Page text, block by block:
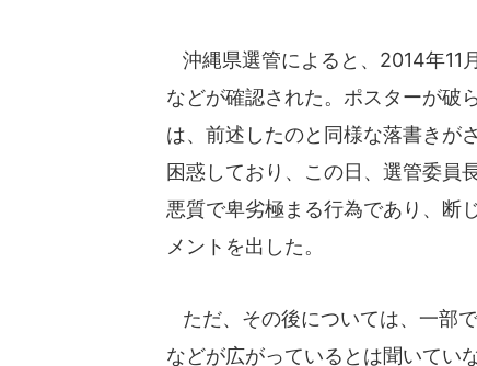
沖縄県選管によると、2014年11
などが確認された。ポスターが破
は、前述したのと同様な落書きが
困惑しており、この日、選管委員
悪質で卑劣極まる行為であり、断
メントを出した。
ただ、その後については、一部
などが広がっているとは聞いてい